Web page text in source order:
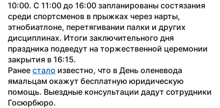
10:00. С 11:00 до 16:00 запланированы состязания
среди спортсменов в прыжках через нарты,
этнобиатлоне, перетягивании палки и других
дисциплинах. Итоги заключительного дня
праздника подведут на торжественной церемонии
закрытия в 16:15.
Ранее стало известно, что в День оленевода
ямальцам окажут бесплатную юридическую
помощь. Выездные консультации дадут сотрудники
Госюрбюро.